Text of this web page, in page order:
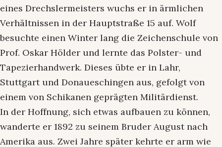
eines Drechslermeisters wuchs er in ärmlichen
Verhältnissen in der Hauptstraße 15 auf. Wolf
besuchte einen Winter lang die Zeichenschule von
Prof. Oskar Hölder und lernte das Polster- und
Tapezierhandwerk. Dieses übte er in Lahr,
Stuttgart und Donaueschingen aus, gefolgt von
einem von Schikanen geprägten Militärdienst.
In der Hoffnung, sich etwas aufbauen zu können,
wanderte er 1892 zu seinem Bruder August nach
Amerika aus. Zwei Jahre später kehrte er arm wie